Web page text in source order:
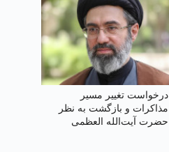
کتاب
درخواست تغییر مسیر
مذاکرات و بازگشت به نظر
حضرت آیت‌الله العظمی